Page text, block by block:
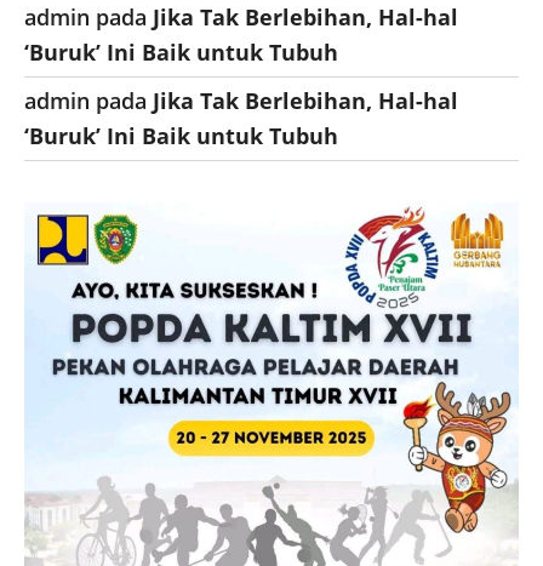
admin pada Jika Tak Berlebihan, Hal-hal
‘Buruk’ Ini Baik untuk Tubuh
admin pada Jika Tak Berlebihan, Hal-hal
‘Buruk’ Ini Baik untuk Tubuh